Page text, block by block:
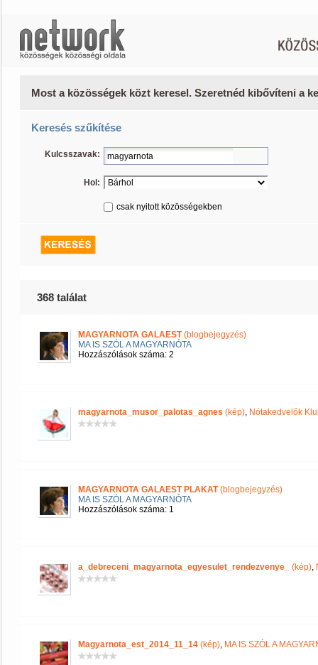
Most a közösségek közt keresel. Szeretnéd kibővíteni a
Keresés szűkítése
Kulcsszavak:
Hol:
csak nyitott közösségekben
368 találat
MAGYARNOTA GALAEST(blogbejegyzés)
MA IS SZÓL A MAGYARNÓTA
Hozzászólások száma: 2
magyarnota_musor_palotas_agnes (kép), Nótakedvelők
MAGYARNOTA GALAEST PLAKAT(blogbejegyzés)
MA IS SZÓL A MAGYARNÓTA
Hozzászólások száma: 1
a_debreceni_magyarnota_egyesulet_rendezvenye_ (kép),
Magyarnota_est_2014_11_14 (kép), MA IS SZÓL A